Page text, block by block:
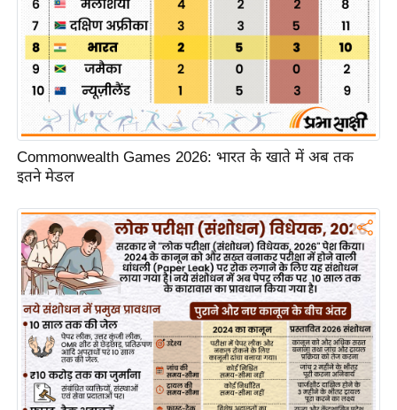
फै
श
रे
लू
नु
स्खे
प
र्य
ट
न
स्थ
ल
फि
ट
Commonwealth Games 2026: भारत के खाते में अब तक
इतने मेडल